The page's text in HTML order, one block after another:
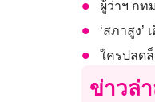
ผู้ว่าฯ กท
‘สภาสูง’
ใครปลดล็
ข่าวล่